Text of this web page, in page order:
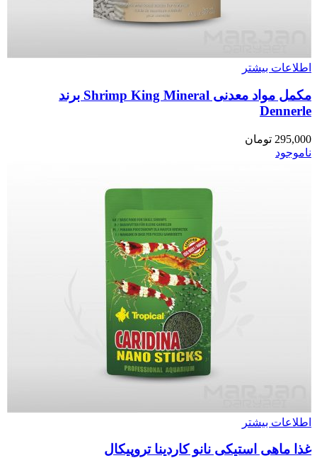
اطلاعات بیشتر
مکمل مواد معدنی Shrimp King Mineral برند
Dennerle
295,000 تومان
ناموجود
اطلاعات بیشتر
غذا ماهی استیکی نانو کاردینا تروپیکال